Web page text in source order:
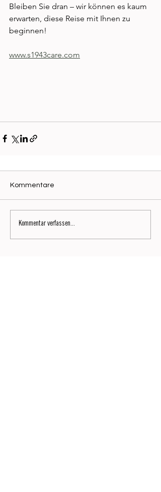
Bleiben Sie dran – wir können es kaum
erwarten, diese Reise mit Ihnen zu
beginnen!
www.s1943care.com
Kommentare
Kommentar verfassen...